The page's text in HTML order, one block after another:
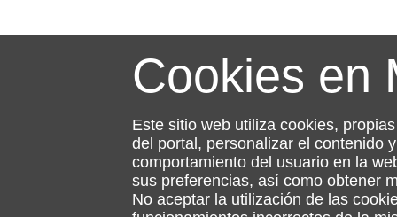
Cookies en
Este sitio web utiliza cookies,
del portal, personalizar el contenido
comportamiento del usuario en la
sus preferencias, así como obtener
No aceptar la utilización de las